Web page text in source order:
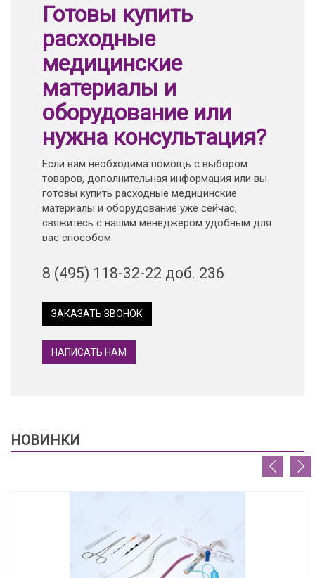
Готовы купить
расходные
медицинские
материалы и
оборудование или
нужна консультация?
Если вам необходима помощь с выбором
товаров, дополнительная информация или вы
готовы купить расходные медицинские
материалы и оборудование уже сейчас,
свяжитесь с нашим менеджером удобным для
вас способом
8 (495) 118-32-22 доб. 236
ЗАКАЗАТЬ ЗВОНОК
НАПИСАТЬ НАМ
НОВИНКИ